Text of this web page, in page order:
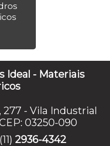
Ideal - Materiais
277 - Vila Industrial
03250-090
(11) 2936-4342